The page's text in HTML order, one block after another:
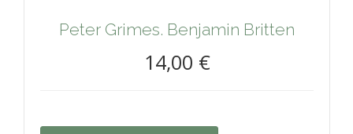
Peter Grimes. Benjamin Britten
14,00 €